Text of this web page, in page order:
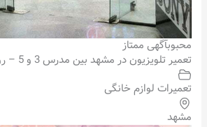
محبوبآگهی ممتاز
تعمیر تلویزیون در مشهد بین مدرس 3 و 5 – روزی حلال
تعمیرات لوازم خانگی
مشهد